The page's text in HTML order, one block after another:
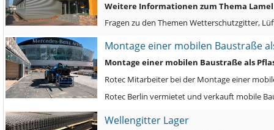
Weitere Informationen zum Thema
Fragen zu den Themen Wetterschutzgitter,
Montage einer mobilen Baustraße
Montage einer mobilen Baustraße als
Rotec Mitarbeiter bei der Montage einer
Rotec Berlin vermietet und verkauft mobile
Wellengitter Lager